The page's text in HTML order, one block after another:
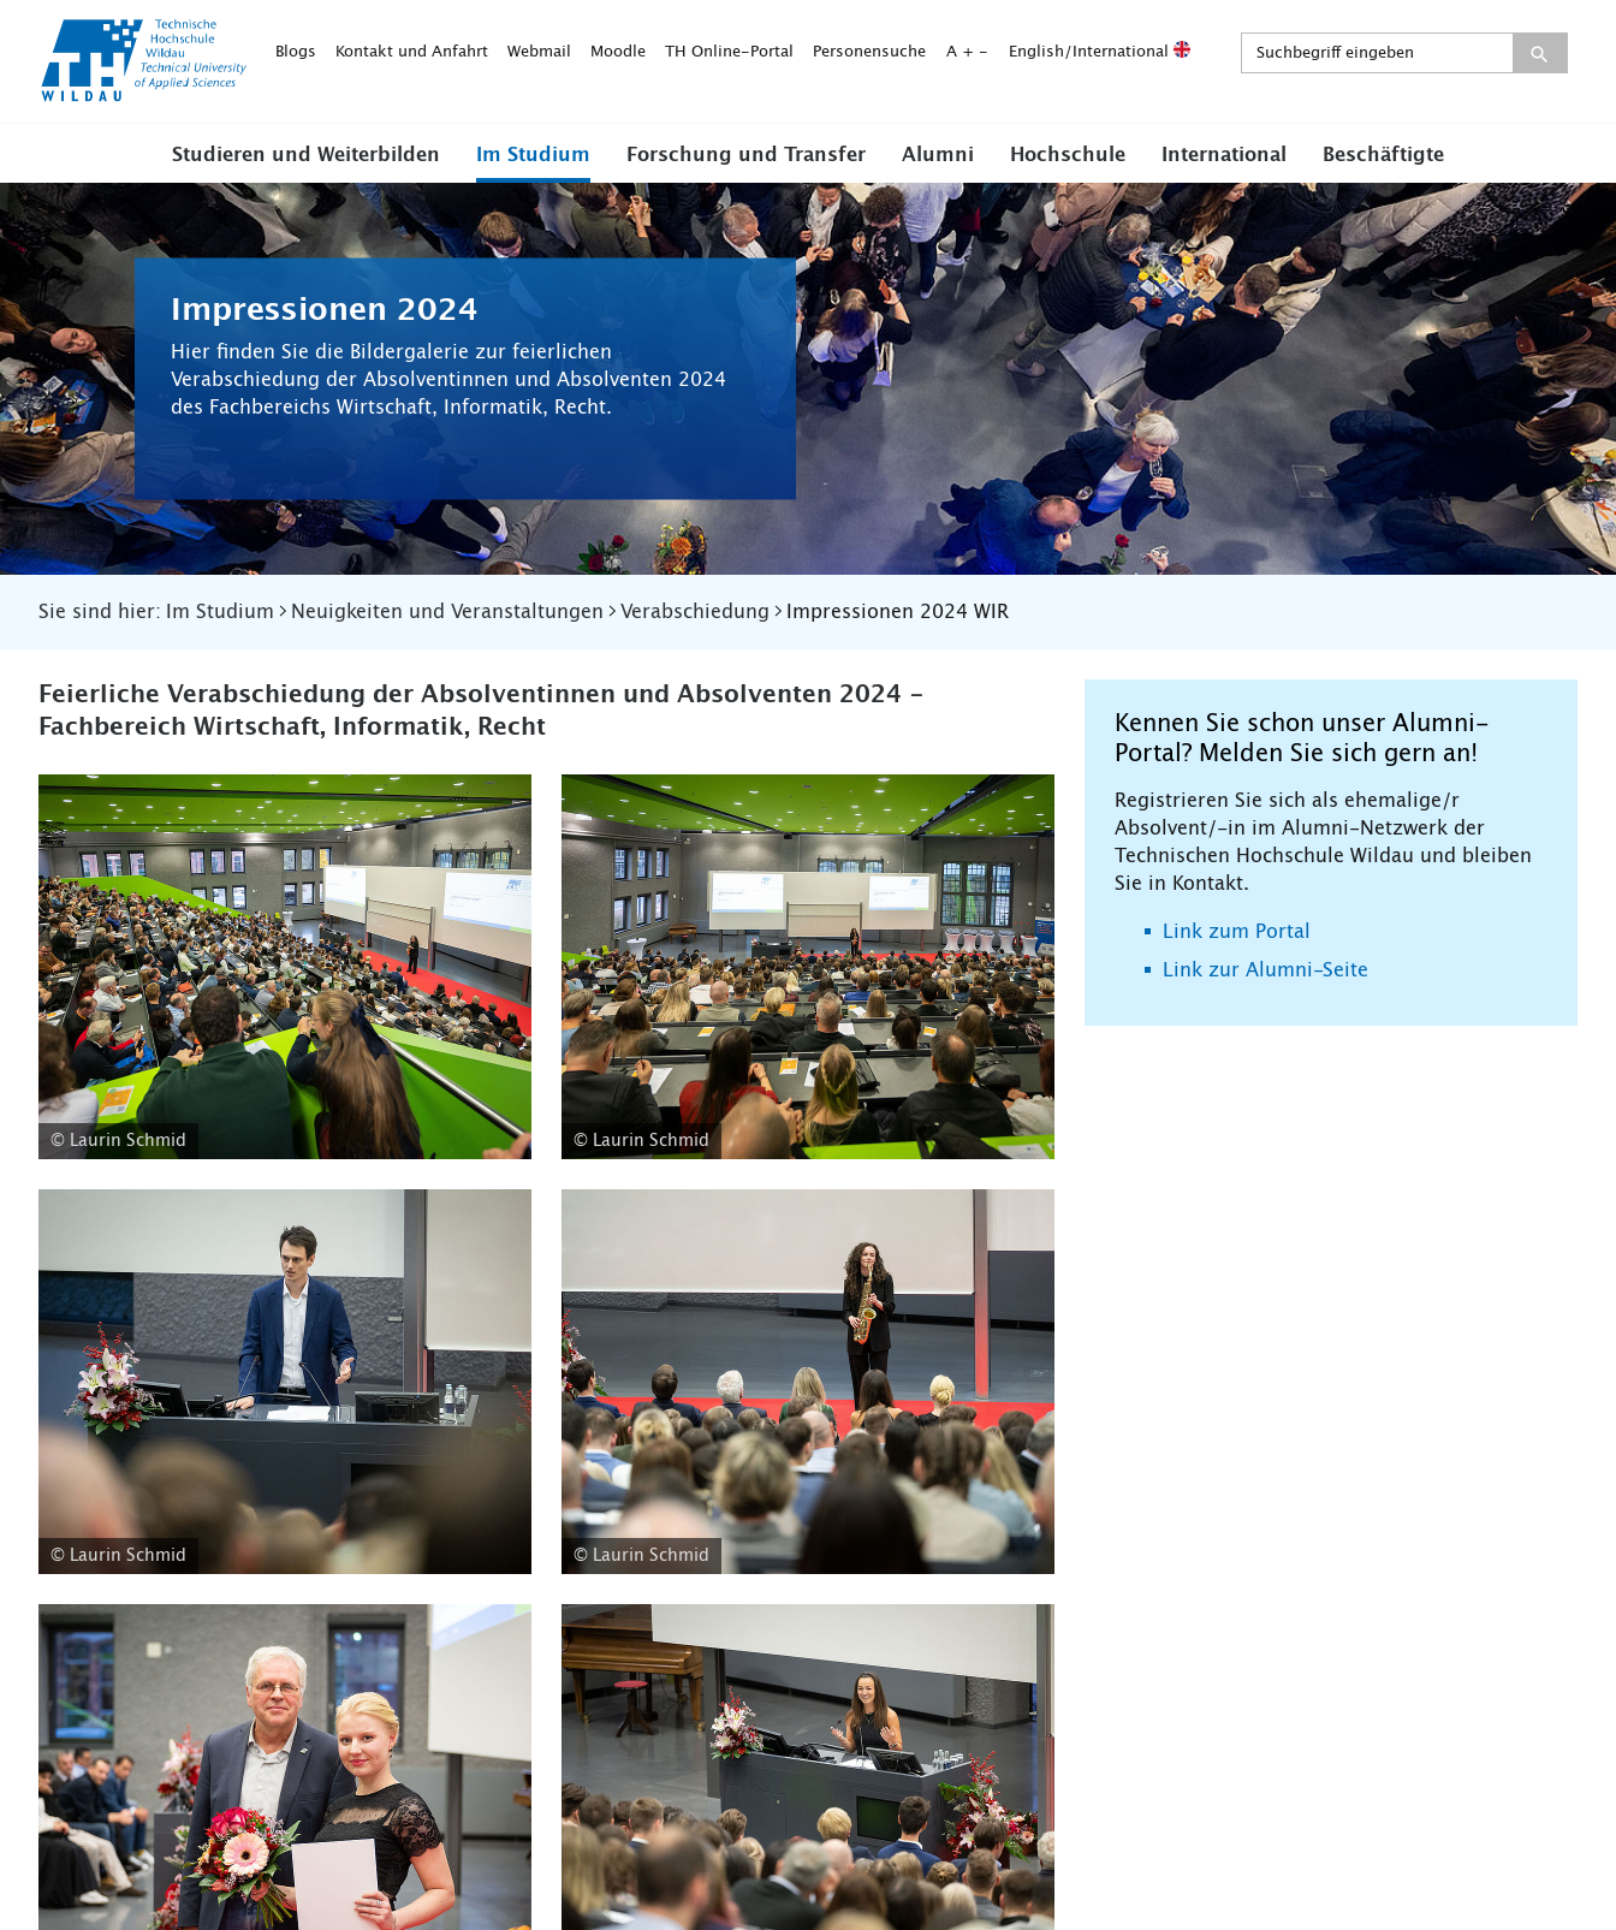
WildauBlogs Kontakt und Anfahrt Webmail Moodle TH Online-Portal Personensuche A + - English/International
Studieren und Weiterbilden Im Studium Forschung und Transfer Alumni Hochschule International Beschäftigte
Impressionen 2024
Hier finden Sie die Bildergalerie zur feierlichen
Verabschiedung der Absolventinnen und Absolventen 2024
des Fachbereichs Wirtschaft, Informatik, Recht.
Sie sind hier: Im Studium Neuigkeiten und Veranstaltungen Verabschiedung Impressionen 2024 WIR
Feierliche Verabschiedung der Absolventinnen und Absolventen 2024 -
Fachbereich Wirtschaft, Informatik, Recht
© Laurin Schmid © Laurin Schmid
© Laurin Schmid © Laurin Schmid
Kennen Sie schon unser Alumni-
Portal? Melden Sie sich gern an!
Registrieren Sie sich als ehemalige/r
Absolvent/-in im Alumni-Netzwerk der
Technischen Hochschule Wildau und bleiben
Sie in Kontakt.
Link zum Portal
Link zur Alumni-Seite